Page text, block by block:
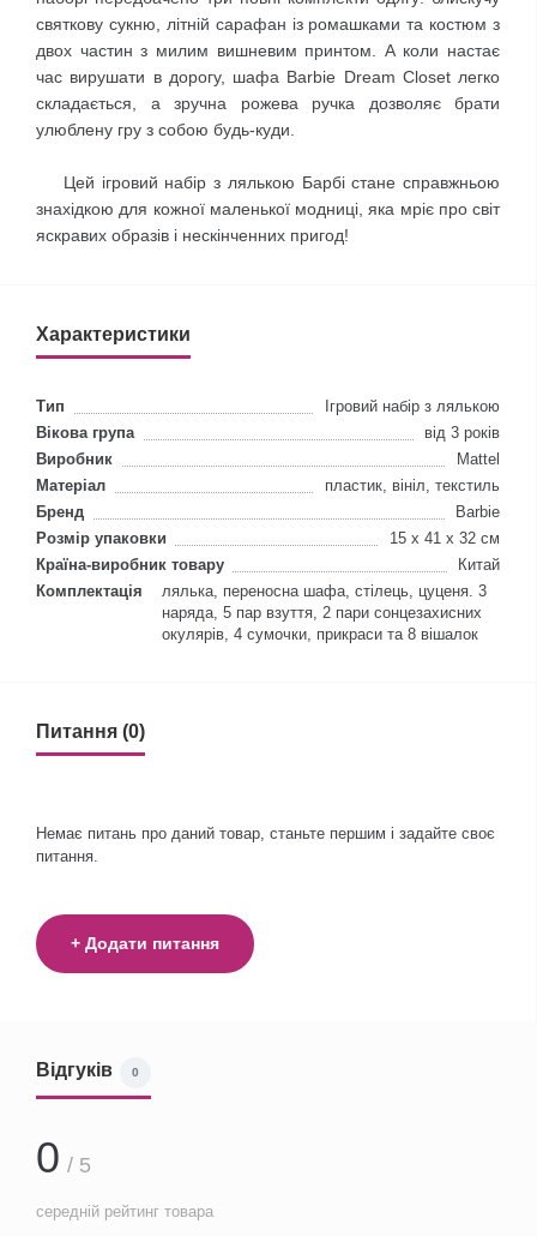
святкову сукню, літній сарафан із ромашками та костюм з
двох частин з милим вишневим принтом. А коли настає
час вирушати в дорогу, шафа Barbie Dream Closet легко
складається, а зручна рожева ручка дозволяє брати
улюблену гру з собою будь-куди.
Цей ігровий набір з лялькою Барбі стане справжньою
знахідкою для кожної маленької модниці, яка мріє про світ
яскравих образів і нескінченних пригод!
Характеристики
Тип
Ігровий набір з лялькою
Вікова група
від 3 років
Виробник
Mattel
Матеріал
пластик, вініл, текстиль
Бренд
Barbie
Розмір упаковки
15 x 41 x 32 см
Країна-виробник товару
Китай
Комплектація
лялька, переносна шафа, стілець, цуценя. 3
наряда, 5 пар взуття, 2 пари сонцезахисних
окулярів, 4 сумочки, прикраси та 8 вішалок
Питання (0)
Немає питань про даний товар, станьте першим і задайте своє
питання.
+ Додати питання
Відгуків 0
0 / 5
середній рейтинг товара